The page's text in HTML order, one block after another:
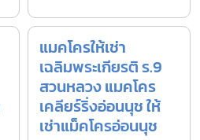
แมคโครให้เช่า
เฉลิมพระเกียรติ ร.9
สวนหลวง แมคโคร
เคลียร์ริ่งอ่อนนุช ให้
เช่าแม็คโครอ่อนนุช